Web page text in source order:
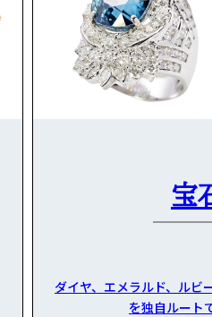
宝
ダイヤ、エメラルド、ルビ
を独自ルート